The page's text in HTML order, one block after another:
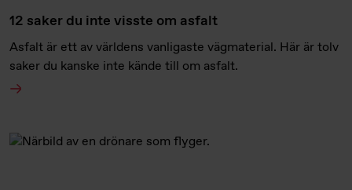
12 saker du inte visste om asfalt
Asfalt är ett av världens vanligaste vägmaterial. Här är tolv
saker du kanske inte kände till om asfalt.